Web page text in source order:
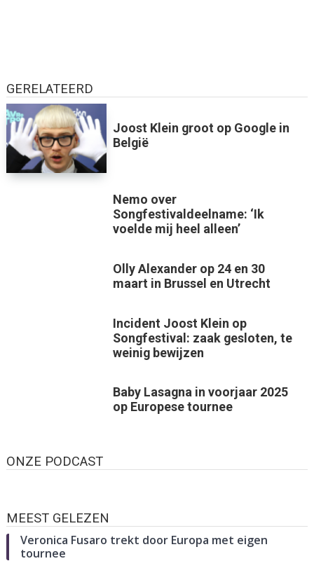
GERELATEERD
Joost Klein groot op Google in
België
Nemo over
Songfestivaldeelname: ‘Ik
voelde mij heel alleen’
Olly Alexander op 24 en 30
maart in Brussel en Utrecht
Incident Joost Klein op
Songfestival: zaak gesloten, te
weinig bewijzen
Baby Lasagna in voorjaar 2025
op Europese tournee
ONZE PODCAST
MEEST GELEZEN
Veronica Fusaro trekt door Europa met eigen
tournee